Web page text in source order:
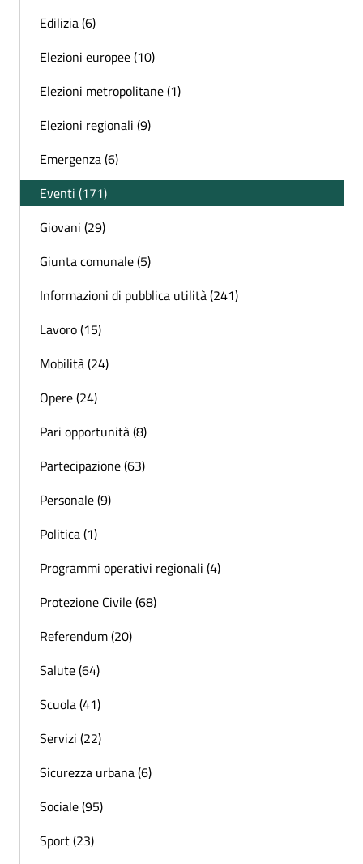
Edilizia (6)
Elezioni europee (10)
Elezioni metropolitane (1)
Elezioni regionali (9)
Emergenza (6)
Eventi (171)
Giovani (29)
Giunta comunale (5)
Informazioni di pubblica utilità (241)
Lavoro (15)
Mobilità (24)
Opere (24)
Pari opportunità (8)
Partecipazione (63)
Personale (9)
Politica (1)
Programmi operativi regionali (4)
Protezione Civile (68)
Referendum (20)
Salute (64)
Scuola (41)
Servizi (22)
Sicurezza urbana (6)
Sociale (95)
Sport (23)